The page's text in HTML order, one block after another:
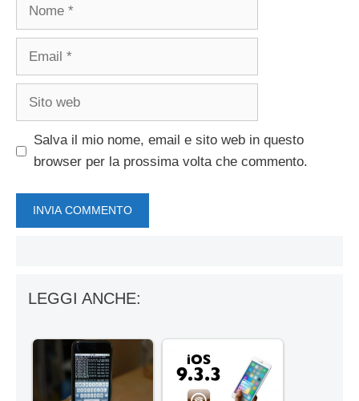
Email
Sito
Salva il mio nome, email e sito web in questo
browser per la prossima volta che commento.
LEGGI ANCHE: